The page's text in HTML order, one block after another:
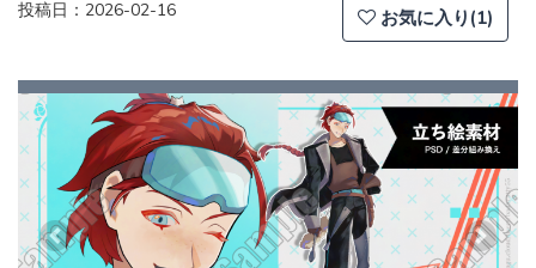
投稿日：2026-02-16
お気に入り(1)
Previous Next